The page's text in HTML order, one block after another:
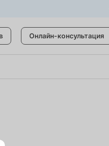
Онлайн-консультация